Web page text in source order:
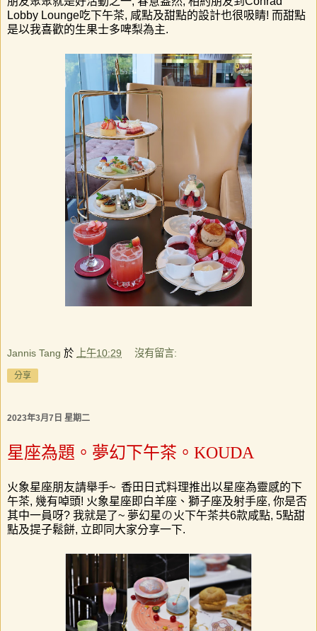
Lobby Lounge吃下午茶, 咸點及甜點的設計也很吸睛! 而甜點
是以我喜歡的生果士多啤梨為主.
Jannis Tang 於 上午10:29 沒有留言:
分享
2023年3月7日 星期二
星座為題。夢幻下午茶。KOUDA
火象星座朋友請舉手~ 香田日式料理推出以星座為靈感的下
午茶, 幾有啅頭! 火象星座即白羊座、獅子座及射手座, 你是否
其中一員呀? 我就是了~ 夢幻星の火下午茶共6款咸點, 5點甜
點及提子鬆餅, 立即同大家分享一下.